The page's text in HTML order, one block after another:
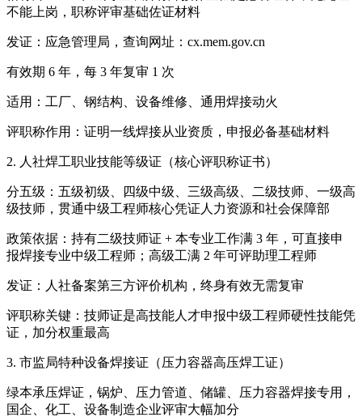
不能上岗，职称评审基础佐证材料
发证：应急管理局，查询网址：cx.mem.gov.cn
有效期 6 年，每 3 年复审 1 次
适用：工厂、钢结构、设备维修、通用焊接动火
评职称作用：证明一线焊接从业资质，申报必备基础材料
2. 人社焊工职业技能等级证（核心评职称证书）
分五级：五级初级、四级中级、三级高级、二级技师、一级高
级技师，贯通中级工程师核心凭证人力资源和社会保障部
政策依据：持有二级技师证 + 本专业工作满 3 年，可直接申
报焊接专业中级工程师；高级工满 2 年可评助理工程师
发证：人社备案第三方评价机构，终身有效无需复审
评职称关键：技师证是高技能人才申报中级工程师硬性技能凭
证，加分权重最高
3. 市监局特种设备焊接证（压力容器高压焊工证）
绿本承压焊证，锅炉、压力管道、储罐、压力容器焊接专用，
国企、化工、设备制造企业评审大幅加分